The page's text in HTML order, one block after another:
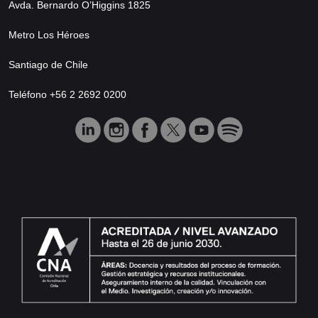
Avda. Bernardo O’Higgins 1825
Metro Los Héroes
Santiago de Chile
Teléfono +56 2 2692 0200